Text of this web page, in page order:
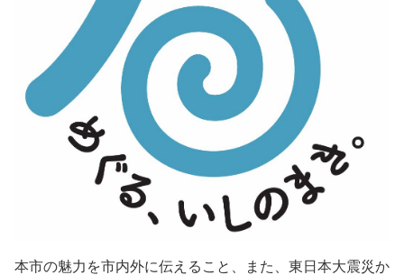
本市の魅力を市内外に伝えること、また、東日本大震災か